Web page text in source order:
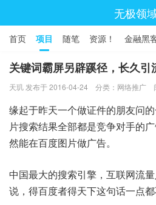
无极领
首页 项目 随笔 资源！ 金融黑
关键词霸屏另辟蹊径，长久引
天玑 发布于 2016-04-24 分类： 网络推广
缘起于昨天一个做证件的朋友问
片搜索结果全部都是竞争对手的
然能在百度图片做广告。
中国最大的搜索引擎，互联网流
说，得百度者得天下这句话一点都